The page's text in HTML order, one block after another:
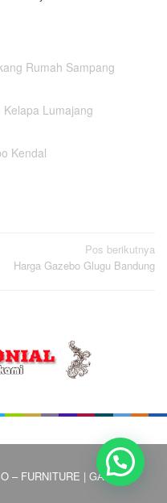
Rumah Sampang
Lumajang
Kendal
Pos berikutnya
Harga Gazebo Glugu Bandung
– FURNITURE | GAZEBO